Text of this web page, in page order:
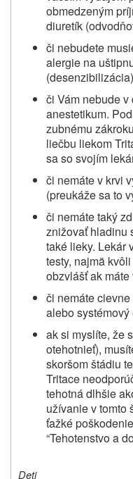
obmedzeným
diuretík
či nebudete
alergie na
(desenzibilizácia)
či Vám nebude
anestetikum.
zubnému
liečbu liekom
sa so svojím
či nemáte v krvi
(preukáže sa to
či nemáte taký
znižovať hladinu
také lieky. Lekár
testy, najmä
obzvlášť ak máte
či nemáte
alebo
ak si myslíte, že
otehotnieť),
skoršom štádiu
Tritace
tehotná dlhšie
užívanie v tomto
ťažké
“Tehotenstvo a
Deti